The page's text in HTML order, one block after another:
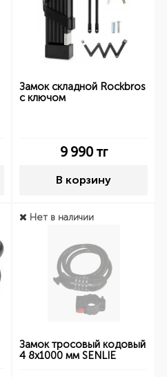
Замок складной Rockbros
с ключом
9 990тг
В корзину
Нет в наличии
Замок тросовый кодовый
4 8х1000 мм SENLIE